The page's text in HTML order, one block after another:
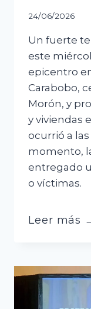
24/06/2026
Un fuerte
este
epicentro
Carabobo,
Morón, y
y viviendas
ocurrió a las
momento,
entregado
o víctimas.
Leer más
Un
sacude
Venezuela